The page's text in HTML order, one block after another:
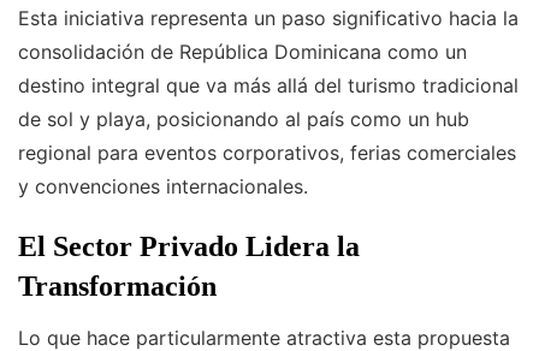
Esta iniciativa representa un paso significativo hacia la
consolidación de República Dominicana como un
destino integral que va más allá del turismo tradicional
de sol y playa, posicionando al país como un hub
regional para eventos corporativos, ferias comerciales
y convenciones internacionales.
El Sector Privado Lidera la
Transformación
Lo que hace particularmente atractiva esta propuesta